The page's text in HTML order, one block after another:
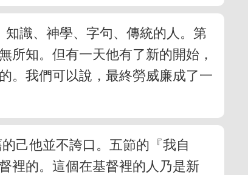
識、神學、字句、傳統的人。第
所知。但有一天他有了新的開始，
。我們可以說，最終勞威廉成了一
己他並不誇口。五節的『我自
裡的。這個在基督裡的人乃是新